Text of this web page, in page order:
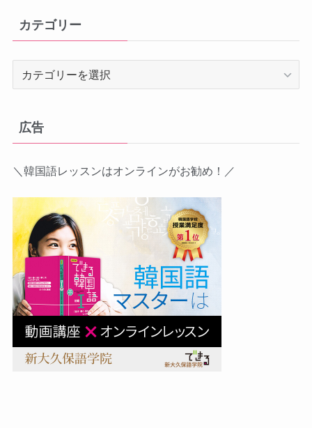
カテゴリー
リ
ー
広告
＼韓国語レッスンはオンラインがお勧め！／